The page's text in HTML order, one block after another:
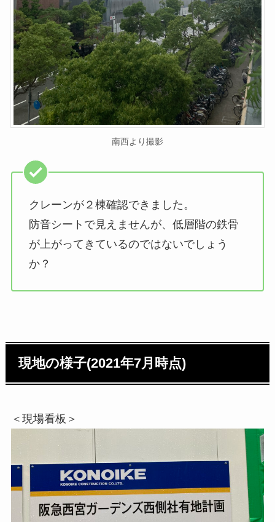
南西より撮影
クレーンが２棟確認できました。
防音シートで見えませんが、低層階の鉄骨
が上がってきているのではないでしょう
か？
現地の様子(2021年7月時点)
＜現場看板＞